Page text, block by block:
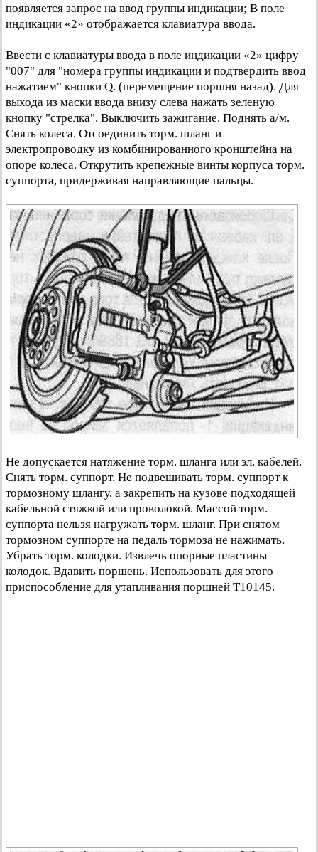
появляется запрос на ввод группы индикации; В поле
индикации «2» отображается клавиатура ввода.
Ввести с клавиатуры ввода в поле индикации «2» цифру
"007" для "номера группы индикации и подтвердить ввод
нажатием" кнопки Q. (перемещение поршня назад). Для
выхода из маски ввода внизу слева нажать зеленую
кнопку "стрелка". Выключить зажигание. Поднять а/м.
Снять колеса. Отсоединить торм. шланг и
электропроводку из комбинированного кронштейна на
опоре колеса. Открутить крепежные винты корпуса торм.
суппорта, придерживая направляющие пальцы.
Не допускается натяжение торм. шланга или эл. кабелей.
Снять торм. суппорт. Не подвешивать торм. суппорт к
тормозному шлангу, а закрепить на кузове подходящей
кабельной стяжкой или проволокой. Массой торм.
суппорта нельзя нагружать торм. шланг. При снятом
тормозном суппорте на педаль тормоза не нажимать.
Убрать торм. колодки. Извлечь опорные пластины
колодок. Вдавить поршень. Использовать для этого
приспособление для утапливания поршней Т10145.